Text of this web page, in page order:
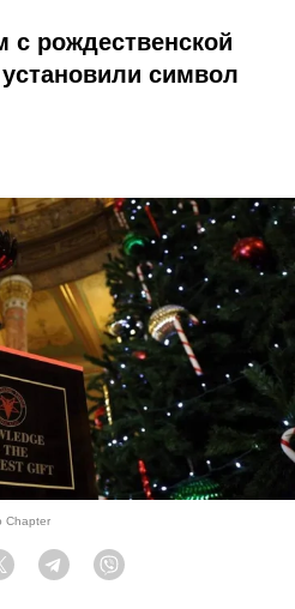
рождественской
символ
Chapter
Twitter Telegram